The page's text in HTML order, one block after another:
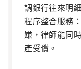
調銀行往來明
程序整合服務：
嫌，律師能同
產受償。